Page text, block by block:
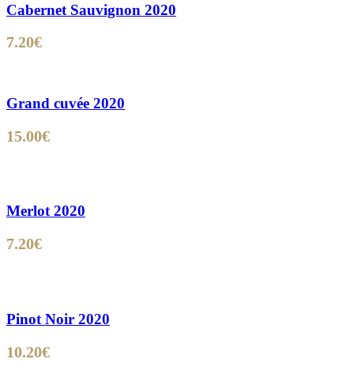
Cabernet Sauvignon 2020
7.20€
Grand cuvée 2020
15.00€
Merlot 2020
7.20€
Pinot Noir 2020
10.20€